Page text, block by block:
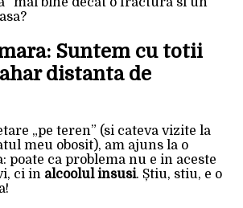
Suntem cu totii
distanta de
„pe teren” (si cateva vizite la
meu obosit), am ajuns la o
poate ca problema nu e in aceste
ci in alcoolul insusi. Știu, stiu, e o